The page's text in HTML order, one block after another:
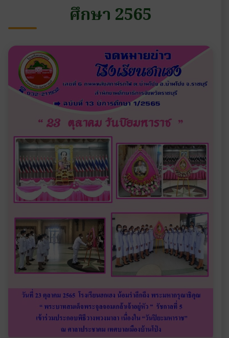
ศึกษา 2565